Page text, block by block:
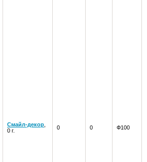
Смайл-декор
0 г.
0 0 Ф100